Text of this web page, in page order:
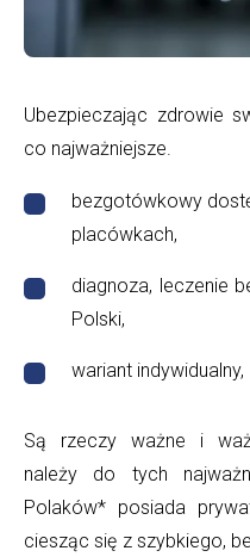
DFS24
Ubezpieczając zdrowie
co najważniejsze.
bezgotówkowy
placówkach,
diagnoza, leczenie
Polski,
wariant
Są rzeczy ważne i
należy do tych
Polaków* posiada
ciesząc się z szybkiego,